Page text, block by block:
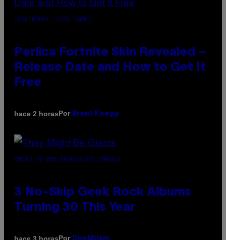
SCREENSHOT: EPIC GAMES
Perlica Fortnite Skin Revealed –
Release Date and How to Get It
Free
hace 2 horasPor Brent Koepp
PHOTO BY BOB BERG/GETTY IMAGES
3 No-Skip Geek Rock Albums
Turning 30 This Year
Por